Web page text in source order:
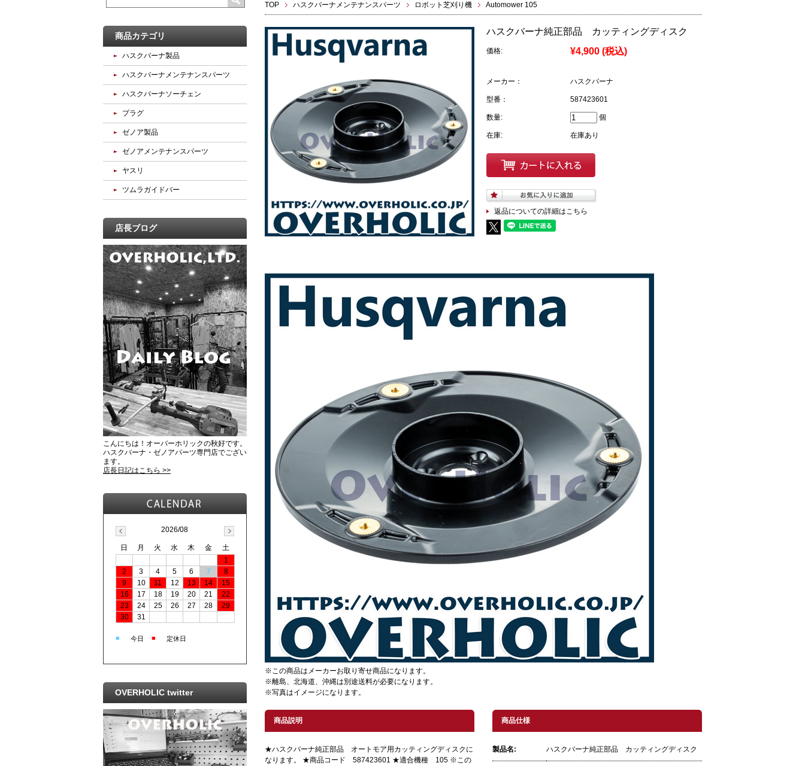
TOP ハスクバーナメンテナンスパーツ ロボット芝刈り機 Automower 105
ハスクバーナ純正部品 カッティングディスク
価格: ¥4,900 (税込)
メーカー： ハスクバーナ
型番： 587423601
数量: 個
在庫: 在庫あり
返品についての詳細はこちら
※この商品はメーカーお取り寄せ商品になります。
※離島、北海道、沖縄は別途送料が必要になります。
※写真はイメージになります。
商品説明
★ハスクバーナ純正部品 オートモア用カッティングディスクに
なります。 ★商品コード 587423601 ★適合機種 105 ※この
商品仕様
製品名: ハスクバーナ純正部品 カッティングディスク
商品カテゴリ
ハスクバーナ製品
ハスクバーナメンテナンスパーツ
ハスクバーナソーチェン
プラグ
ゼノア製品
ゼノアメンテナンスパーツ
ヤスリ
ツムラガイドバー
店長ブログ
こんにちは！オーバーホリックの秋好です。
ハスクバーナ・ゼノアパーツ専門店でござい
ます。
店長日記はこちら >>
2026/08
日 月 火 水 木 金
土
1
2
3 4 5 6 7
8
9
10 11 12 13 14
15
16
17 18 19 20 21
22
23
24 25 26 27 28
29
30
31
■ 今日 ■ 定休日
OVERHOLIC twitter